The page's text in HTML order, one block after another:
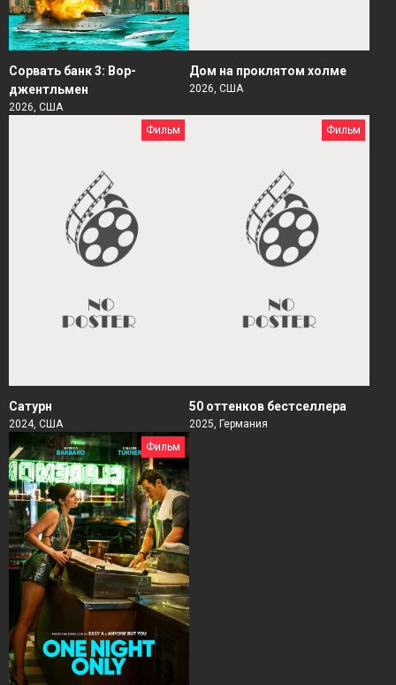
Сорвать банк 3: Вор-
джентльмен
2026, США
Дом на проклятом холме
2026, США
Фильм
Сатурн
2024, США
Фильм
50 оттенков бестселлера
2025, Германия
Фильм